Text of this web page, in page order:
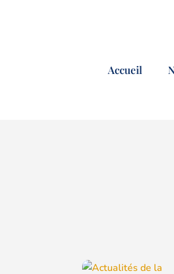
Accueil